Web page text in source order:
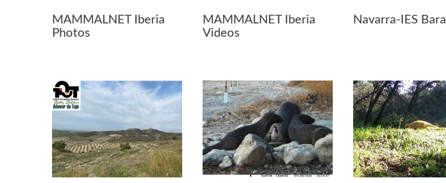
MAMMALNET Iberia
Photos
MAMMALNET Iberia
Videos
Navarra-IES